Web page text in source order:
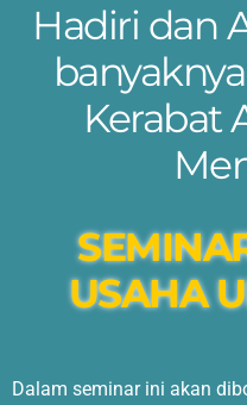
Hadiri dan
Kerabat
USAHA
Dalam seminar ini akan